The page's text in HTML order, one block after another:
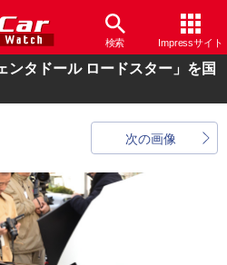
検索 Impressサイト
ンタドール ロードスター」を国
次の画像